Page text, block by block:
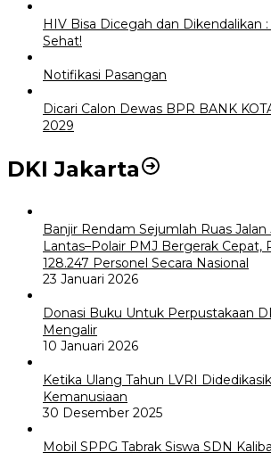
HIV Bisa Dicegah dan Dikendalikan
Sehat!
Notifikasi Pasangan
Dicari Calon Dewas BPR BANK
2029
DKI Jakarta
Banjir Rendam Sejumlah Ruas
Lantas–Polair PMJ Bergerak Cepat,
128.247 Personel Secara Nasional
23 Januari 2026
Donasi Buku Untuk Perpustakaan
Mengalir
10 Januari 2026
Ketika Ulang Tahun LVRI
Kemanusiaan
30 Desember 2025
Mobil SPPG Tabrak Siswa SDN